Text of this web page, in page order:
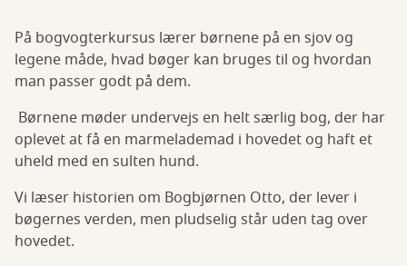
På bogvogterkursus lærer børnene på en sjov og
legene måde, hvad bøger kan bruges til og hvordan
man passer godt på dem.
Børnene møder undervejs en helt særlig bog, der har
oplevet at få en marmelademad i hovedet og haft et
uheld med en sulten hund.
Vi læser historien om Bogbjørnen Otto, der lever i
bøgernes verden, men pludselig står uden tag over
hovedet.